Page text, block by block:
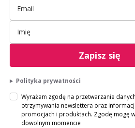
Zapisz się
Polityka prywatności
Wyrażam zgodę na przetwarzanie
otrzymywania newslettera oraz
promocjach i produktach. Zgodę mogę
dowolnym momencie